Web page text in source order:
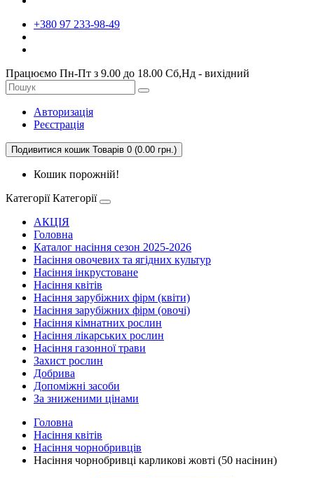
+380 97 233-98-49
Працюємо Пн-Пт з 9.00 до 18.00 Сб,Нд - вихідний
Авторизація
Реєстрація
Подивитися кошик Товарів 0 (0.00 грн.)
Кошик порожній!
Категорії Категорії
АКЦІЯ
Головна
Каталог насіння сезон 2025-2026
Насіння овочевих та ягідних культур
Насіння інкрустоване
Насіння квітів
Насіння зарубіжних фірм (квіти)
Насіння зарубіжних фірм (овочі)
Насіння кімнатних рослин
Насіння лікарських рослин
Насіння газонної трави
Захист рослин
Добрива
Допоміжні засоби
За зниженими цінами
Головна
Насіння квітів
Насіння чорнобривців
Насіння чорнобривці карликові жовті (50 насінин)